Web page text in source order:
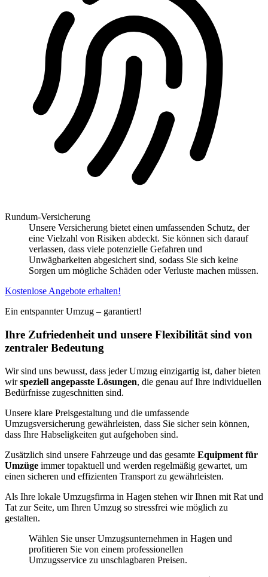
Rundum-Versicherung
Unsere Versicherung bietet einen umfassenden Schutz, der
eine Vielzahl von Risiken abdeckt. Sie können sich darauf
verlassen, dass viele potenzielle Gefahren und
Unwägbarkeiten abgesichert sind, sodass Sie sich keine
Sorgen um mögliche Schäden oder Verluste machen müssen.
Kostenlose Angebote erhalten!
Ein entspannter Umzug – garantiert!
Ihre Zufriedenheit und unsere Flexibilität sind von
zentraler Bedeutung
Wir sind uns bewusst, dass jeder Umzug einzigartig ist, daher bieten
wirspeziell angepasste Lösungen, die genau auf Ihre individuellen
Bedürfnisse zugeschnitten sind.
Unsere klare Preisgestaltung und die umfassende
Umzugsversicherung gewährleisten, dass Sie sicher sein können,
dass Ihre Habseligkeiten gut aufgehoben sind.
Zusätzlich sind unsere Fahrzeuge und das gesamte Equipment für
Umzüge immer topaktuell und werden regelmäßig gewartet, um
einen sicheren und effizienten Transport zu gewährleisten.
Als Ihre lokale Umzugsfirma in Hagen stehen wir Ihnen mit Rat und
Tat zur Seite, um Ihren Umzug so stressfrei wie möglich zu
gestalten.
Wählen Sie unser Umzugsunternehmen in Hagen und
profitieren Sie von einem professionellen
Umzugsservice zu unschlagbaren Preisen.